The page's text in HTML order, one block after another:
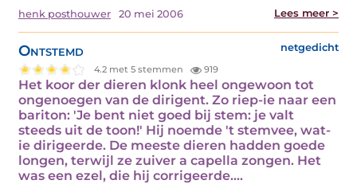
henk posthouwer 20 mei 2006 Lees meer >
Ontstemd netgedicht
4.2 met 5 stemmen 919
Het koor der dieren klonk heel ongewoon tot
ongenoegen van de dirigent. Zo riep-ie naar een
bariton: 'Je bent niet goed bij stem: je valt
steeds uit de toon!' Hij noemde 't stemvee, wat-
ie dirigeerde. De meeste dieren hadden goede
longen, terwijl ze zuiver a capella zongen. Het
was een ezel, die hij corrigeerde.…